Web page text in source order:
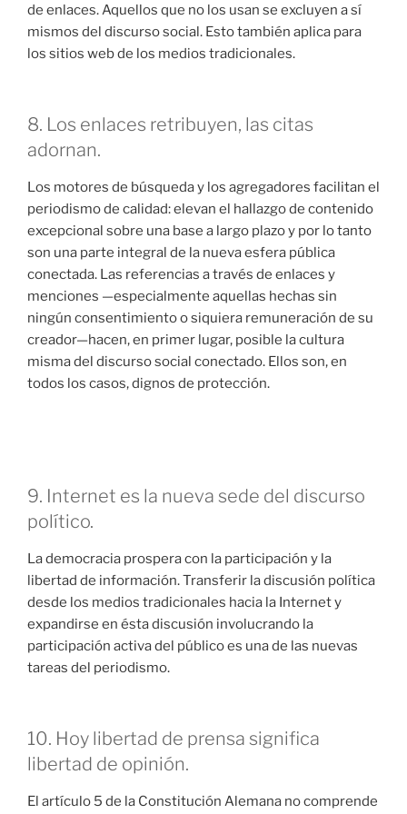
de enlaces. Aquellos que no los usan se excluyen a sí
mismos del discurso social. Esto también aplica para
los sitios web de los medios tradicionales.
8. Los enlaces retribuyen, las citas
adornan.
Los motores de búsqueda y los agregadores facilitan el
periodismo de calidad: elevan el hallazgo de contenido
excepcional sobre una base a largo plazo y por lo tanto
son una parte integral de la nueva esfera pública
conectada. Las referencias a través de enlaces y
menciones —especialmente aquellas hechas sin
ningún consentimiento o siquiera remuneración de su
creador—hacen, en primer lugar, posible la cultura
misma del discurso social conectado. Ellos son, en
todos los casos, dignos de protección.
9. Internet es la nueva sede del discurso
político.
La democracia prospera con la participación y la
libertad de información. Transferir la discusión política
desde los medios tradicionales hacia la Internet y
expandirse en ésta discusión involucrando la
participación activa del público es una de las nuevas
tareas del periodismo.
10. Hoy libertad de prensa significa
libertad de opinión.
El artículo 5 de la Constitución Alemana no comprende